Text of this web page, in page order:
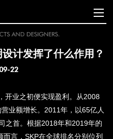
设计发挥了什么作用？
22
开业之初便实现盈利。从2008
业额增长。 2011年，以65亿人
之首。根据2018年和2019年的
而言，SKP在全球排名分别位列